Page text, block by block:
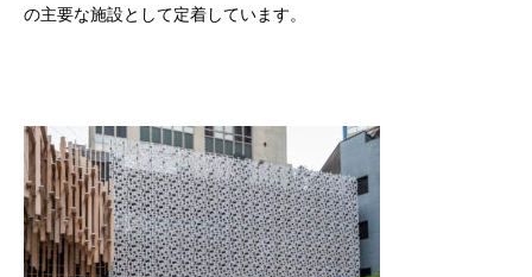
の主要な施設として定着しています。